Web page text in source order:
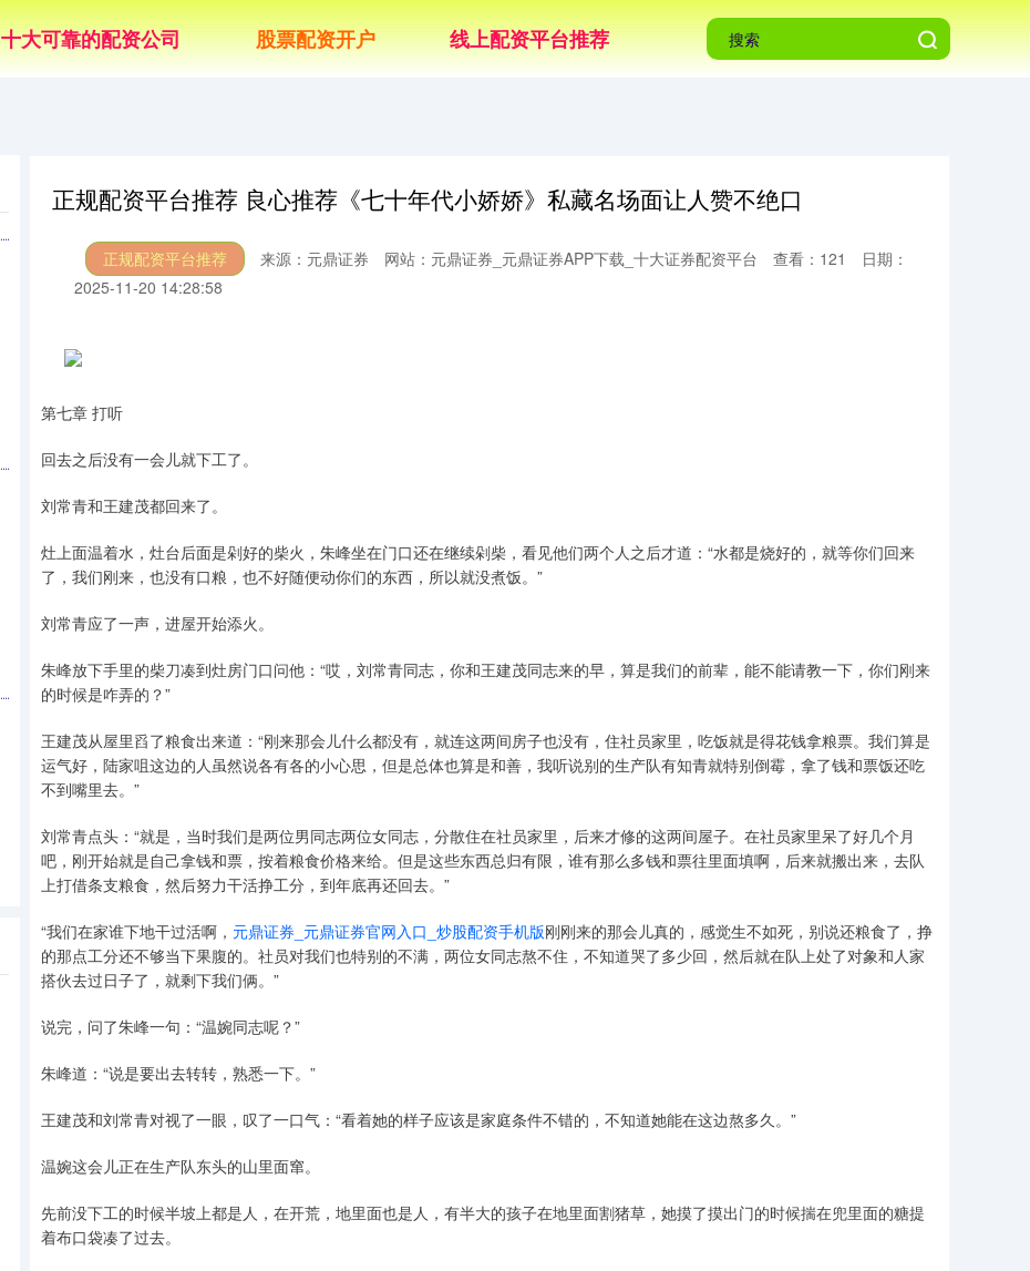
十大可靠的配资公司 股票配资开户 线上配资平台推荐
正规配资平台推荐 良心推荐《七十年代小娇娇》私藏名场面让人赞不绝口
正规配资平台推荐 来源：元鼎证券 网站：元鼎证券_元鼎证券APP下载_十大证券配资平台 查看：121
日期：
2025-11-20 14:28:58
第七章 打听
回去之后没有一会儿就下工了。
刘常青和王建茂都回来了。
灶上面温着水，灶台后面是剁好的柴火，朱峰坐在门口还在继续剁柴，看见他们两个人之后才道：“水都是烧好的，就等你们回来
了，我们刚来，也没有口粮，也不好随便动你们的东西，所以就没煮饭。”
刘常青应了一声，进屋开始添火。
朱峰放下手里的柴刀凑到灶房门口问他：“哎，刘常青同志，你和王建茂同志来的早，算是我们的前辈，能不能请教一下，你们刚来
的时候是咋弄的？”
王建茂从屋里舀了粮食出来道：“刚来那会儿什么都没有，就连这两间房子也没有，住社员家里，吃饭就是得花钱拿粮票。我们算是
运气好，陆家咀这边的人虽然说各有各的小心思，但是总体也算是和善，我听说别的生产队有知青就特别倒霉，拿了钱和票饭还吃
不到嘴里去。”
刘常青点头：“就是，当时我们是两位男同志两位女同志，分散住在社员家里，后来才修的这两间屋子。在社员家里呆了好几个月
吧，刚开始就是自己拿钱和票，按着粮食价格来给。但是这些东西总归有限，谁有那么多钱和票往里面填啊，后来就搬出来，去队
上打借条支粮食，然后努力干活挣工分，到年底再还回去。”
“我们在家谁下地干过活啊， 元鼎证券_元鼎证券官网入口_炒股配资手机版刚刚来的那会儿真的，感觉生不如死，别说还粮食了，挣
的那点工分还不够当下果腹的。社员对我们也特别的不满，两位女同志熬不住，不知道哭了多少回，然后就在队上处了对象和人家
搭伙去过日子了，就剩下我们俩。”
说完，问了朱峰一句：“温婉同志呢？”
朱峰道：“说是要出去转转，熟悉一下。”
王建茂和刘常青对视了一眼，叹了一口气：“看着她的样子应该是家庭条件不错的，不知道她能在这边熬多久。”
温婉这会儿正在生产队东头的山里面窜。
先前没下工的时候半坡上都是人，在开荒，地里面也是人，有半大的孩子在地里面割猪草，她摸了摸出门的时候揣在兜里面的糖提
着布口袋凑了过去。